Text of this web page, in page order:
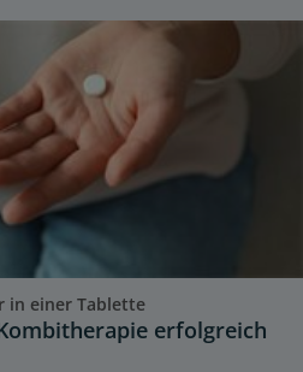
in einer Tablette
erfolgreich